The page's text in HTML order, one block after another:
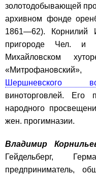
золотодобывающей
архивном фонде
1861—62). Корнилий
пригороде Чел. и
Михайловском
Шершневского
виноторговлей. Его
народного
жен. прогимназии.
Владимир
Гейдельберг,
предприниматель,